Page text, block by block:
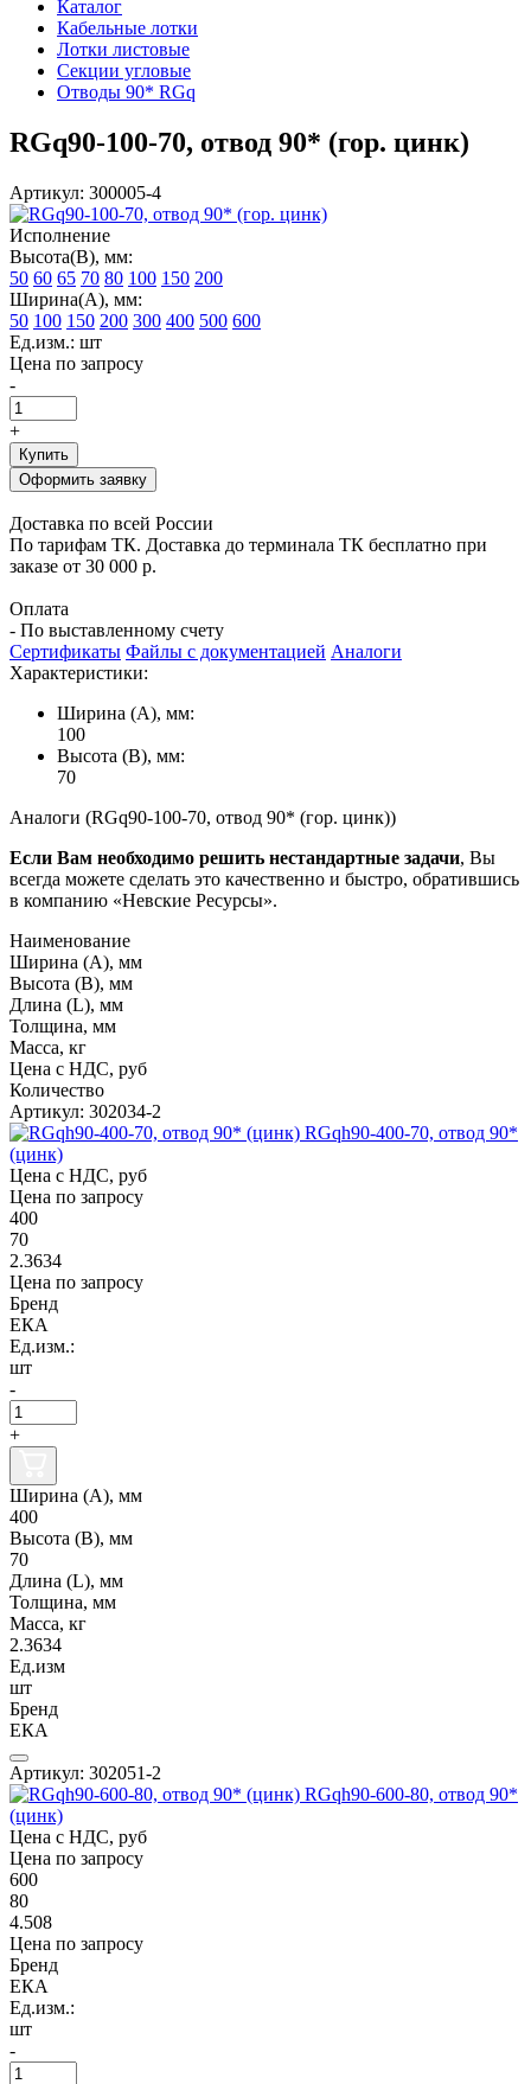
Каталог
Кабельные лотки
Лотки листовые
Секции угловые
Отводы 90* RGq
RGq90-100-70, отвод 90* (гор. цинк)
Артикул: 300005-4
Исполнение
Высота(В), мм:
50 60 65 70 80 100 150 200
Ширина(А), мм:
50 100 150 200 300 400 500 600
Ед.изм.: шт
Цена по запросу
-
+
Купить
Оформить заявку
Доставка по всей России
По тарифам ТК. Доставка до терминала ТК бесплатно при
заказе от 30 000 р.
Оплата
- По выставленному счету
Сертификаты Файлы с документацией Аналоги
Характеристики:
Ширина (А), мм:
100
Высота (В), мм:
70
Аналоги (RGq90-100-70, отвод 90* (гор. цинк))
Если Вам необходимо решить нестандартные задачи, Вы
всегда можете сделать это качественно и быстро, обратившись
в компанию «Невские Ресурсы».
Наименование
Ширина (А), мм
Высота (В), мм
Длина (L), мм
Толщина, мм
Масса, кг
Цена с НДС, руб
Количество
Артикул: 302034-2
RGqh90-400-70, отвод 90*
(цинк)
Цена с НДС, руб
Цена по запросу
400
70
2.3634
Цена по запросу
Бренд
ЕКА
Ед.изм.:
шт
-
+
Ширина (А), мм
400
Высота (В), мм
70
Длина (L), мм
Толщина, мм
Масса, кг
2.3634
Ед.изм
шт
Бренд
ЕКА
Артикул: 302051-2
RGqh90-600-80, отвод 90*
(цинк)
Цена с НДС, руб
Цена по запросу
600
80
4.508
Цена по запросу
Бренд
ЕКА
Ед.изм.:
шт
-